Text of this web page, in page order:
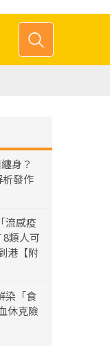
身？
發作
流感疫
8類人可
港【附
染「食
休克險